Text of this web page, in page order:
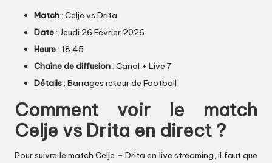
Match: Celje vs Drita
Date: Jeudi 26 Février 2026
Heure: 18:45
Chaîne de diffusion: Canal + Live 7
Détails: Barrages retour de Football
Comment voir le match
Celje vs Drita en direct ?
Pour suivre le match Celje – Drita en live streaming, il faut que